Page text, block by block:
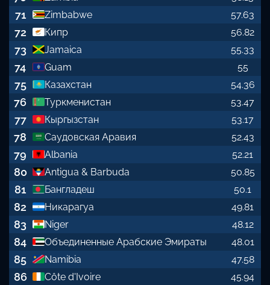
71 Zimbabwe 57.63
72 Кипр 56.82
73 Jamaica 55.33
74 Guam 55
75 Казахстан 54.36
76 Туркменистан 53.47
77 Кыргызстан 53.17
78 Саудовская Аравия 52.43
79 Albania 52.21
80 Antigua & Barbuda 50.85
81 Бангладеш 50.1
82 Никарагуа 49.81
83 Niger 48.12
84 Объединенные Арабские Эмираты 48.01
85 Namibia 47.58
86 Côte d'Ivoire 45.94